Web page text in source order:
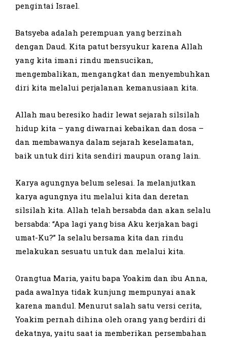
pengintai Israel.
Batsyeba adalah perempuan yang berzinah
dengan Daud. Kita patut bersyukur karena Allah
yang kita imani rindu mensucikan,
mengembalikan, mengangkat dan menyembuhkan
diri kita melalui perjalanan kemanusiaan kita.
Allah mau beresiko hadir lewat sejarah silsilah
hidup kita – yang diwarnai kebaikan dan dosa –
dan membawanya dalam sejarah keselamatan,
baik untuk diri kita sendiri maupun orang lain.
Karya agungnya belum selesai. Ia melanjutkan
karya agungnya itu melalui kita dan deretan
silsilah kita. Allah telah bersabda dan akan selalu
bersabda: “Apa lagi yang bisa Aku kerjakan bagi
umat-Ku?” Ia selalu bersama kita dan rindu
melakukan sesuatu untuk dan melalui kita.
Orangtua Maria, yaitu bapa Yoakim dan ibu Anna,
pada awalnya tidak kunjung mempunyai anak
karena mandul. Menurut salah satu versi cerita,
Yoakim pernah dihina oleh orang yang berdiri di
dekatnya, yaitu saat ia memberikan persembahan